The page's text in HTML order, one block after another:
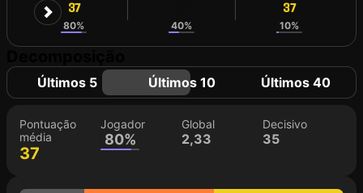
37
80% 40%
37
10%
Últimos 5 Últimos 10 Últimos 40
Pontuação
média
37
Jogador
80%
Global
2,33
Decisivo
35